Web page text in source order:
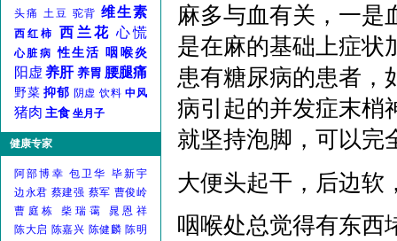
头痛 土豆 驼背 维生素
西红柿 西兰花 心慌
心脏病 性生活 咽喉炎
阳虚 养肝 养胃 腰腿痛
野菜 抑郁 阴虚 饮料 中风
猪肉 主食 坐月子
健康专家
阿部博幸 包卫华 毕新宇
边永君 蔡建强 蔡军 曹俊岭
曹庭栋
柴瑞霭
晁恩祥
陈大启 陈嘉兴 陈健麟 陈明
麻多与血有关，一是
是在麻的基础上症状
患有糖尿病的患者，
病引起的并发症末梢
就坚持泡脚，可以完
大便头起干，后边软
咽喉处总觉得有东西